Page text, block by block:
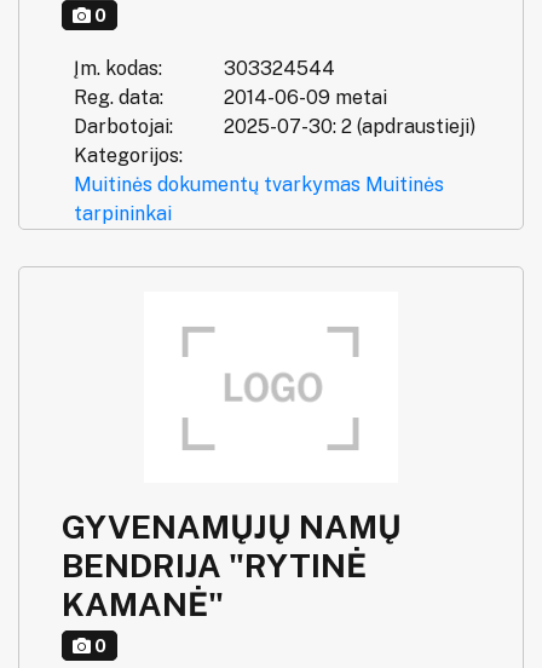
0
Įm. kodas:
303324544
Reg. data:
2014-06-09 metai
Darbotojai:
2025-07-30: 2 (apdraustieji)
Kategorijos:
Muitinės dokumentų tvarkymas Muitinės
tarpininkai
GYVENAMŲJŲ NAMŲ
BENDRIJA "RYTINĖ
KAMANĖ"
0